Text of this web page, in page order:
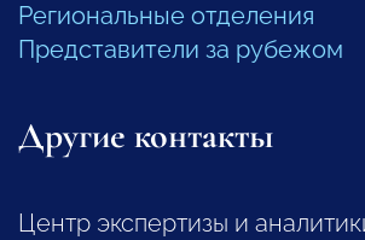
Региональные отделения
Представители за рубежом
Другие контакты
Центр экспертизы и